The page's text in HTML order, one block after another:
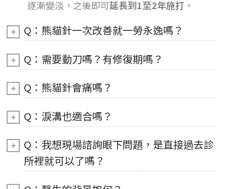
逐漸變淡，之後即可延長到1至2年施打 。
Q：熊貓針一次改善就一勞永逸嗎？
Q：需要動刀嗎？有修復期嗎？
Q：熊貓針會痛嗎？
Q：淚溝也適合嗎？
Q：我想現場諮詢眼下問題，是直接過去診
所裡就可以了嗎？